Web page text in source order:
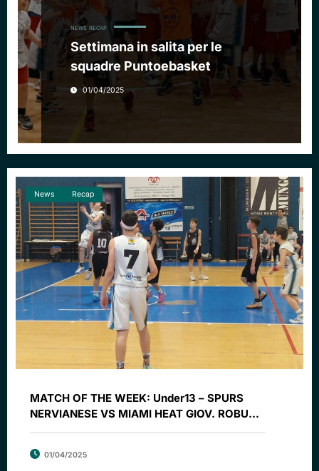
NEWS RECAP
Settimana in salita per le
squadre Puntoebasket
01/04/2025
News Recap
MATCH OF THE WEEK: Under13 – SPURS
NERVIANESE VS MIAMI HEAT GIOV. ROBUR
SARONNO
01/04/2025